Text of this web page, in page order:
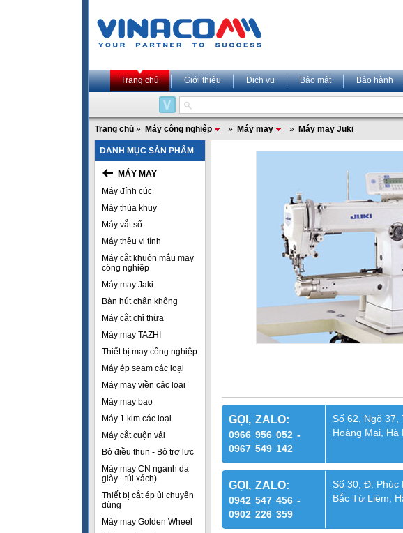
Trang chủ Giới thiệu Dịch vụ Bảo mật Bảo hành
Trang chủ » Máy công nghiệp » Máy may » Máy may Juki
DANH MỤC SẢN PHẨM
MÁY MAY
Máy đính cúc
Máy thùa khuy
Máy vắt sổ
Máy thêu vi tính
Máy cắt khuôn mẫu may
công nghiệp
Máy may Jaki
Bàn hút chân không
Máy cắt chỉ thừa
Máy may TAZHI
Thiết bị may công nghiệp
Máy ép seam các loại
Máy may viền các loại
Máy may bao
Máy 1 kim các loại
Máy cắt cuộn vải
Bộ điều thun - Bộ trợ lực
Máy may CN ngành da
giày - túi xách)
Thiết bị cắt ép ủi chuyên
dùng
Máy may Golden Wheel
GỌI, ZALO:
0966 956 052 -
0967 549 142
Số 62, Ngõ 37,
Hoàng Mai, Hà
GỌI, ZALO:
0942 547 456 -
0902 226 359
Số 30, Đ. Phúc
Bắc Từ Liêm,